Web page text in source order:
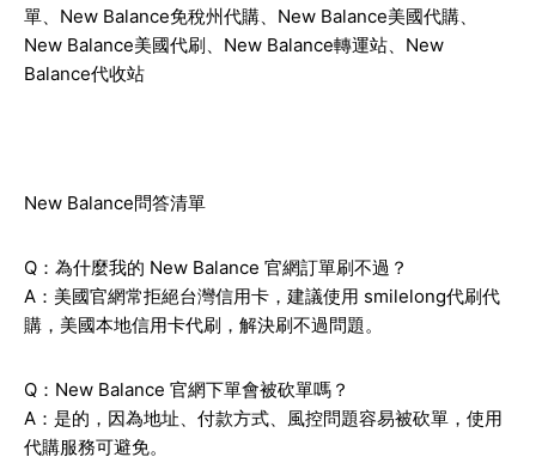
單、New Balance免稅州代購、New Balance美國代購、
New Balance美國代刷、New Balance轉運站、New
Balance代收站
New Balance問答清單
Q：為什麼我的 New Balance 官網訂單刷不過？
A：美國官網常拒絕台灣信用卡，建議使用 smilelong代刷代
購，美國本地信用卡代刷，解決刷不過問題。
Q：New Balance 官網下單會被砍單嗎？
A：是的，因為地址、付款方式、風控問題容易被砍單，使用
代購服務可避免。